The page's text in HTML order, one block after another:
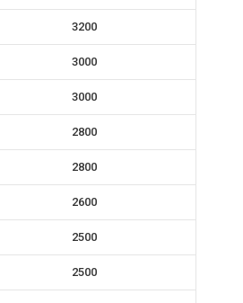
3200
3000
3000
2800
2800
2600
2500
2500